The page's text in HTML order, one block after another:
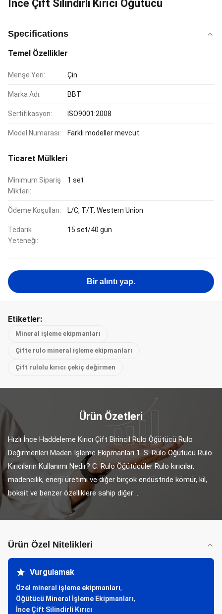
İnce Çift Silindirli Kırıcı Öğütücü
Specifications
Temel Özellikler
Menşe Yeri: Çin
Marka Adı: BBT
Sertifikasyon: ISO9001:2008
Model Numarası: Farklı modeller mevcut
Ticaret Mülkleri
Minimum Sipariş
Miktarı:
1 set
Ödeme Koşulları: L/C, T/T, Western Union
Tedarik
Yeteneği:
15 set/40 gün
Bir alıntı yap.
Etiketler:
Mineral işleme ekipmanları
Çifte rulo mineral işleme ekipmanları
Çift rulolu kırıcı çekiç değirmen
Ürün Özetleri
Hızlı İnce Haddeleme Kırıcı Çift Birincil Rulo Öğütücü Rulo
Değirmenleri Maden İşleme Ekipmanları 1. S: Rulo Öğütücü Rulo
Kırıcıların Kullanımı Nedir? C: Rulo Öğütücüler Rulo kırıcılar,
madencilik, enerji üretimi ve diğer birçok endüstride kömür, kil,
boksit ve benzer özelliklere sahip diğer ...
Ürün Özel Nitelikleri
Vurgulamak
Özel mineral işleme ekipmanları,
Öğütücü Mineral İşleme Ekipmanları,
İnce Çift Silindirli Kırıcı